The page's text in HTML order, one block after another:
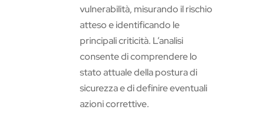
vulnerabilità, misurando il rischio
atteso e identificando le
principali criticità. L’analisi
consente di comprendere lo
stato attuale della postura di
sicurezza e di definire eventuali
azioni correttive.